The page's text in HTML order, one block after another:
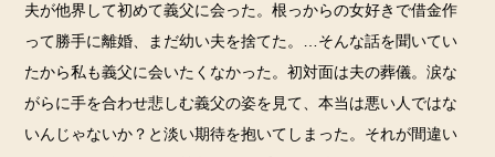
夫が他界して初めて義父に会った。根っからの女好きで借金作
って勝手に離婚、まだ幼い夫を捨てた。…そんな話を聞いてい
たから私も義父に会いたくなかった。初対面は夫の葬儀。涙な
がらに手を合わせ悲しむ義父の姿を見て、本当は悪い人ではな
いんじゃないか？と淡い期待を抱いてしまった。それが間違い